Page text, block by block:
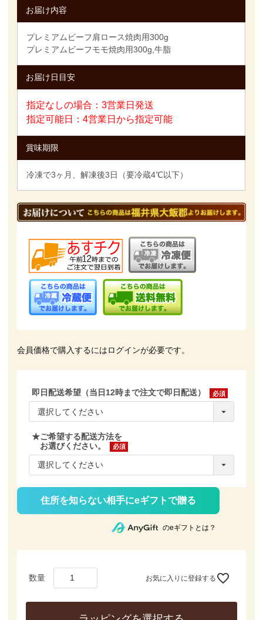
お届け内容
プレミアムビーフ肩ロース焼肉用300g
プレミアムビーフモモ焼肉用300g,牛脂
お届け日目安
指定なしの場合：3営業日発送
指定可能日：4営業日から指定可能
賞味期限
冷凍で3ヶ月、解凍後3日（要冷蔵4℃以下）
会員価格で購入するにはログインが必要です。
即日配送希望（当日12時まで注文で即日配送）
(必
★ご希望する配送方法を
お選びください。
(必
住所を知らない相手にeギフトで贈る
のeギフトとは？
お気に入りに登録する